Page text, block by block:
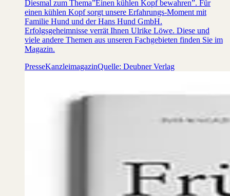
Diesmal zum Thema”Einen kühlen Kopf bewahren”. Für
einen kühlen Kopf sorgt unsere Erfahrungs-Moment mit
Familie Hund und der Hans Hund GmbH.
Erfolgsgeheimnisse verrät Ihnen Ulrike Löwe. Diese und
viele andere Themen aus unseren Fachgebieten finden Sie im
Magazin.
PresseKanzleimagazinQuelle: Deubner Verlag